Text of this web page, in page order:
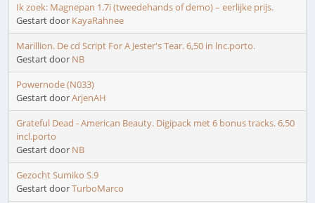
Ik zoek: Magnepan 1.7i (tweedehands of demo) – eerlijke prijs.
Gestart door KayaRahnee
Marillion. De cd Script For A Jester's Tear. 6,50 in lnc.porto.
Gestart door NB
Powernode (N033)
Gestart doorArjenAH
Grateful Dead - American Beauty. Digipack met 6 bonus tracks. 6,50
incl.porto
Gestart door NB
Gezocht Sumiko S.9
Gestart doorTurboMarco